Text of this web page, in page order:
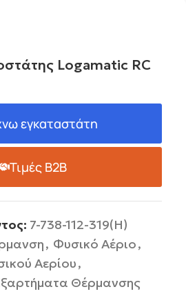
Logamatic RC
εγκαταστάτη
Τιμές B2B
7-738-112-319(H)
, Φυσικό Αέριο,
Αερίου,
Θέρμανσης